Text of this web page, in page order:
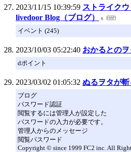
2023/11/15 10:39:59 ストライク
livedoor Blog（ブログ）
イベント (245)
2023/10/03 05:22:40 おかるとの
dポイント
2023/03/02 01:05:32 ぬるヲタが斬
ブログ
パスワード認証
閲覧するには管理人が設定した
パスワードの入力が必要です。
管理人からのメッセージ
閲覧パスワード
Copyright © since 1999 FC2 inc. All